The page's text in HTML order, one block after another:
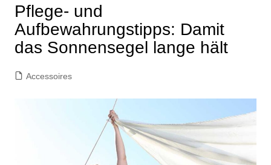
Pflege- und
Aufbewahrungstipps: Damit
das Sonnensegel lange hält
Accessoires